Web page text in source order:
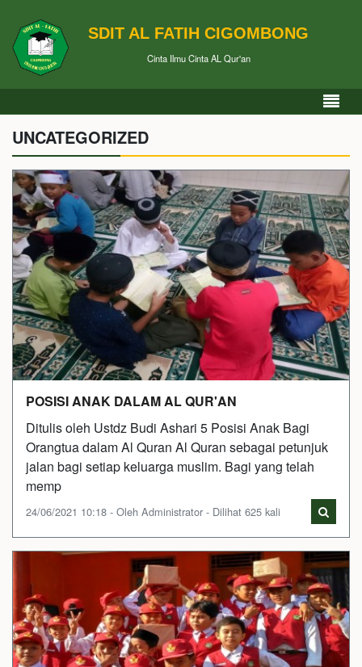
SDIT AL FATIH CIGOMBONG
Cinta Ilmu Cinta AL Qur'an
UNCATEGORIZED
POSISI ANAK DALAM AL QUR'AN
Ditulis oleh Ustdz Budi Ashari 5 Posisi Anak Bagi
Orangtua dalam Al Quran Al Quran sebagai petunjuk
jalan bagi setiap keluarga muslim. Bagi yang telah
memp
24/06/2021 10:18 - Oleh Administrator - Dilihat 625 kali